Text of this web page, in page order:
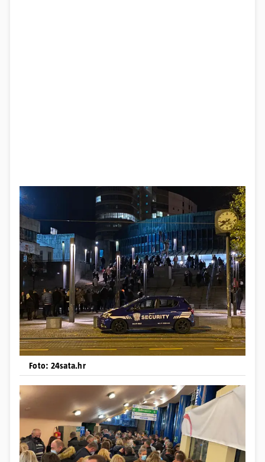
Foto: 24sata.hr